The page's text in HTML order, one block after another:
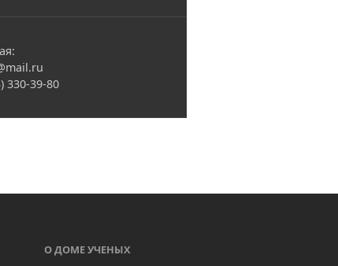
330-39-80
О ДОМЕ УЧЕНЫХ